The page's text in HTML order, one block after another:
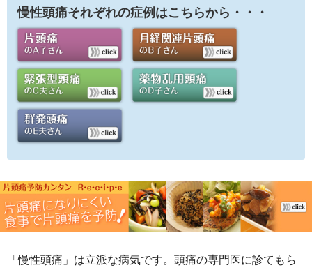
慢性頭痛それぞれの症例はこちらから・・・
「慢性頭痛」は立派な病気です。頭痛の専門医に診てもら